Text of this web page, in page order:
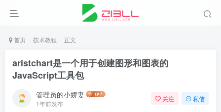
首页 技术教程 正文
aristchart是一个用于创建图形和图表的
JavaScript工具包
管理员的小娇妻
1年前发布
关注 私信